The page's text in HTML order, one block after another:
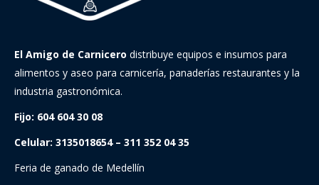
El Amigo de Carnicero distribuye equipos e insumos para
alimentos y aseo para carnicería, panaderías restaurantes y la
industria gastronómica.
Fijo: 604 604 30 08
Celular: 3135018654 – 311 352 04 35
Feria de ganado de Medellín